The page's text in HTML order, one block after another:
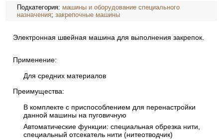
Подкатегория: машины и оборудование специального
назначения;закрепочные машины
Электронная швейная машина для выполнения закрепок.
Применение:
Для средних материалов
Преимущества:
В комплекте с приспособлением для перенастройки
данной машины на пуговичную
Автоматические функции: специальная обрезка нити,
специальный отсекатель нити (нитеотводчик)